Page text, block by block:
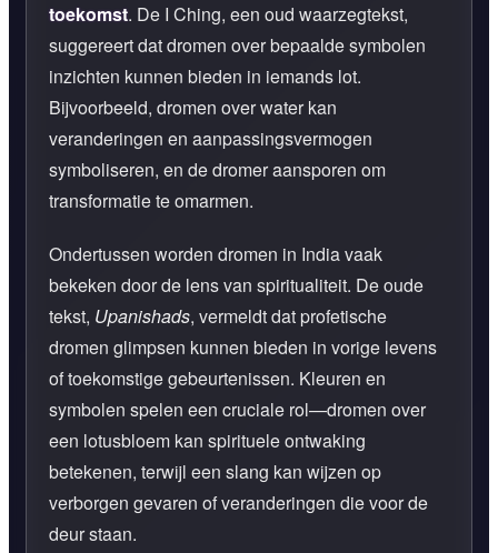
toekomst. De I Ching, een oud waarzegtekst,
suggereert dat dromen over bepaalde symbolen
inzichten kunnen bieden in iemands lot.
Bijvoorbeeld, dromen over water kan
veranderingen en aanpassingsvermogen
symboliseren, en de dromer aansporen om
transformatie te omarmen.
Ondertussen worden dromen in India vaak
bekeken door de lens van spiritualiteit. De oude
tekst, Upanishads, vermeldt dat profetische
dromen glimpsen kunnen bieden in vorige levens
of toekomstige gebeurtenissen. Kleuren en
symbolen spelen een cruciale rol—dromen over
een lotusbloem kan spirituele ontwaking
betekenen, terwijl een slang kan wijzen op
verborgen gevaren of veranderingen die voor de
deur staan.